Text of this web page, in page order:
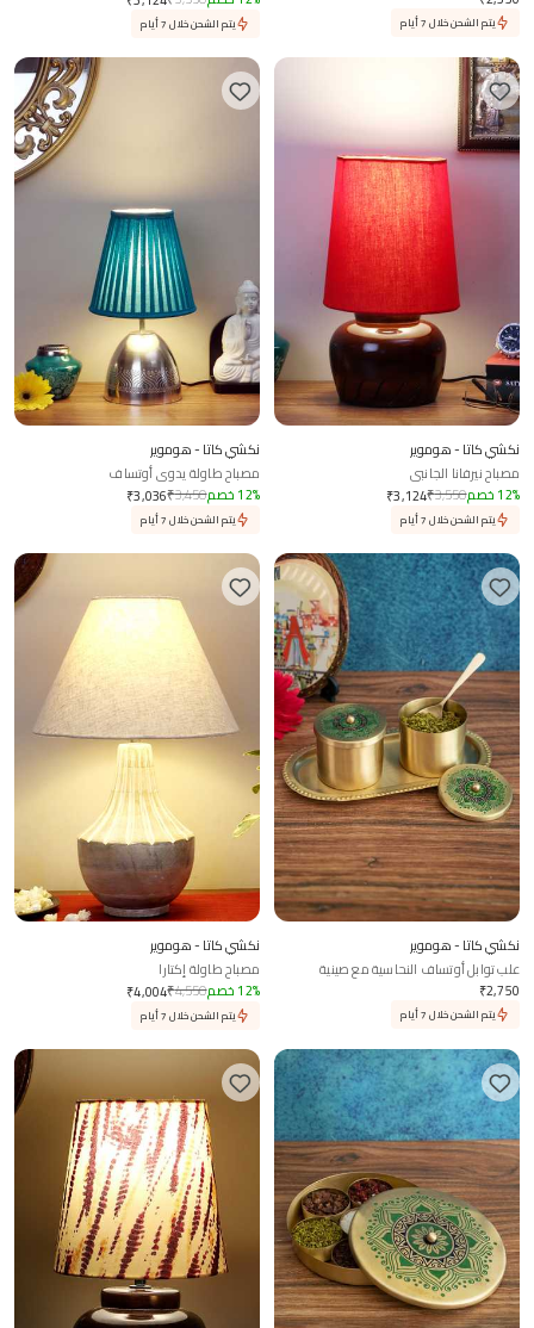
يتم الشحن خلال 7 أيام يتم الشحن خلال 7 أيام
نكشي كاتا - هوموير
مصباح نيرفانا الجانبي
₹3,124₹3,550 12% خصم
يتم الشحن خلال 7 أيام
نكشي كاتا - هوموير
مصباح طاولة يدوي أوتساف
₹3,036₹3,450 12% خصم
يتم الشحن خلال 7 أيام
نكشي كاتا - هوموير
علب توابل أوتساف النحاسية مع صينية
وملعقة
₹2,750
يتم الشحن خلال 7 أيام
نكشي كاتا - هوموير
مصباح طاولة إكتارا
₹4,004₹4,550 12% خصم
يتم الشحن خلال 7 أيام